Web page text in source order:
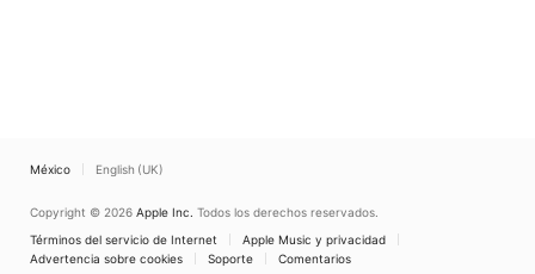
México English (UK)
Copyright © 2026 Apple Inc. Todos los derechos reservados.
Términos del servicio de Internet
Apple Music y privacidad
Advertencia sobre cookies
Soporte Comentarios